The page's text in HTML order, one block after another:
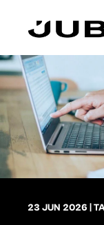
23 JUN 2026